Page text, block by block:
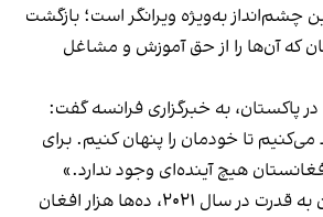
چشم‌انداز به‌ویژه ویرانگر است؛ بازگشت
که آن‌ها را از حق آموزش و مشاغل
پاکستان، به خبرگزاری فرانسه گفت:
می‌کنیم تا خودمان را پنهان کنیم. برای
هیچ آینده‌ای وجود ندارد.»
پس از بازگشت طالبان به قدرت در سال ۲۰۲۱، ده‌ها هزار افغان